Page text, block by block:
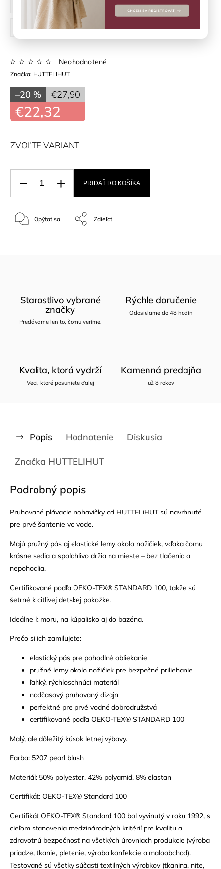
62 cm
68 cm 74 cm 80 cm
86 cm 92 cm
Značka: HUTTELIHUT
Neohodnotené
€27,90
–20 %
€22,32
ZVOĽTE VARIANT
PRIDAŤ DO KOŠÍKA
Opýtať sa Zdieľať
Starostlivo vybrané
značky
Predávame len to, čomu veríme.
Rýchle doručenie
Odosielame do 48 hodín
Kvalita, ktorá vydrží
Veci, ktoré posuniete ďalej
Kamenná predajňa
už 8 rokov
Popis Hodnotenie Diskusia
Značka HUTTELIHUT
Podrobný popis
Pruhované plávacie nohavičky od HUTTELiHUT sú navrhnuté
pre prvé šantenie vo vode.
Majú pružný pás aj elastické lemy okolo nožičiek, vďaka čomu
krásne sedia a spoľahlivo držia na mieste – bez tlačenia a
nepohodlia.
Certifikované podľa OEKO-TEX® STANDARD 100, takže sú
šetrné k citlivej detskej pokožke.
Ideálne k moru, na kúpalisko aj do bazéna.
Prečo si ich zamilujete:
elastický pás pre pohodlné obliekanie
pružné lemy okolo nožičiek pre bezpečné priliehanie
ľahký, rýchloschnúci materiál
nadčasový pruhovaný dizajn
perfektné pre prvé vodné dobrodružstvá
certifikované podľa OEKO-TEX® STANDARD 100
Malý, ale dôležitý kúsok letnej výbavy.
Farba: 5207 pearl blush
Materiál: 50% polyester, 42% polyamid, 8% elastan
Certifikát: OEKO-TEX® Standard 100
Certifikát OEKO-TEX® Standard 100 bol vyvinutý v roku 1992, s
cieľom stanovenia medzinárodných kritérií pre kvalitu a
zdravotnú bezpečnosť na všetkých úrovniach produkcie (výroba
priadze, tkanie, pletenie, výroba konfekcie a maloobchod).
Testované sú všetky súčasti textilných výrobkov (tkanina, nite,